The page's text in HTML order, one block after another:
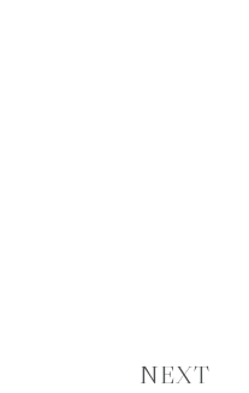
NEXT